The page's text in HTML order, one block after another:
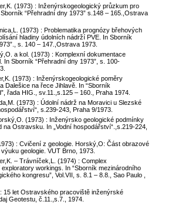
(1973) : Inženýrskogeologický průzkum pro
“Přehradní dny 1973” s.148 – 165.,Ostrava
(1973) : Problematika prognózy břehových
hladiny údolních nádrží PVE. In Sborník
s. 140 – 147.,Ostrava 1973.
a kol. (1973) : Komplexní dokumentace
In Sborník “Přehradní dny 1973”, s. 100-
(1973) : Inženýrskogeologické poměry
Dalešice na řece Jihlavě. In “Sborník
řada HIG., sv.11.,s.125 – 160., Praha 1974.
(1973) : Údolní nádrž na Moravici u Slezské
s.239-243, Praha 9/1973.
(1973) : Inženýrsko geologické podmínky
Ostravsku. In „Vodní hospodářství“.,s.219-224,
: Cvičení z geologie. Horský,O: Část obrazové
geologie. VUT Brno, 1973.
– Trávníček,L. (1974) : Complex
exploratory workings. In “Sborník mezinárodního
kongresu”, Vol.VII, s. 8.1 – 8.8., Sao Paulo ,
15 let Ostravského pracoviště inženýrské
Geotestu, č.11.,s.7., 1974.